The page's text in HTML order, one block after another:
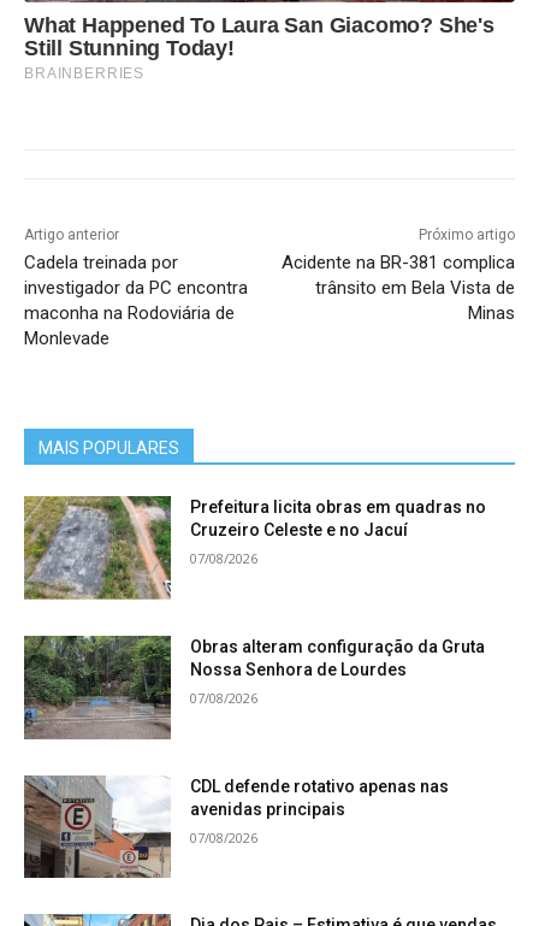
What Happened To Laura San Giacomo? She's
Still Stunning Today!
BRAINBERRIES
Artigo anterior
Cadela treinada por
investigador da PC encontra
maconha na Rodoviária de
Monlevade
Próximo artigo
Acidente na BR-381 complica
trânsito em Bela Vista de
Minas
MAIS POPULARES
Prefeitura licita obras em quadras no
Cruzeiro Celeste e no Jacuí
07/08/2026
Obras alteram configuração da Gruta
Nossa Senhora de Lourdes
07/08/2026
CDL defende rotativo apenas nas
avenidas principais
07/08/2026